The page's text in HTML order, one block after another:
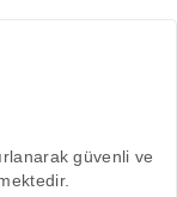
güvenli ve